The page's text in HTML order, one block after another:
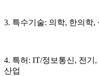
3. 특수기술: 의학, 한의학,
4. 특허: IT/정보통신, 전기
산업